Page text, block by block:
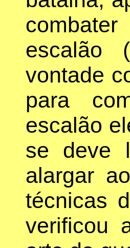
escalão
vontade
para
escalão
se deve
alargar
técnicas
verificou